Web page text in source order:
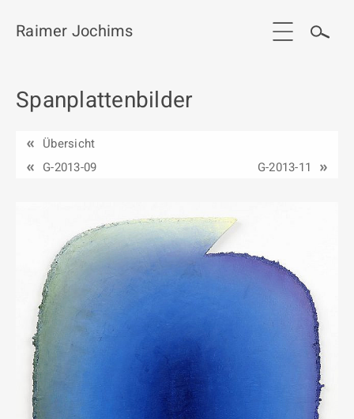
Start
Werkgruppen / Work groups
Publikationen
Kontakt
Raimer Jochims
Spanplattenbilder
Übersicht
G-2013-09
G-2013-11